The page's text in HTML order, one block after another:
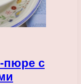
пюре с